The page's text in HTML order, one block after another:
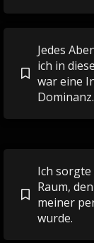
Jedes
ich in
war eine
Dominanz.
Ich
Raum,
meiner
wurde.